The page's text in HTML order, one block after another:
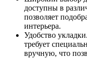
доступны в
позволяет
интерьера.
Удобство
требует
вручную, что